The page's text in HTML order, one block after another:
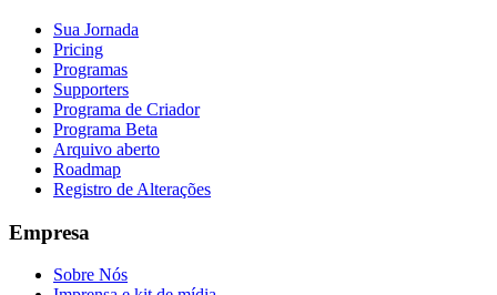
Sua Jornada
Pricing
Programas
Supporters
Programa de Criador
Programa Beta
Arquivo aberto
Roadmap
Registro de Alterações
Empresa
Sobre Nós